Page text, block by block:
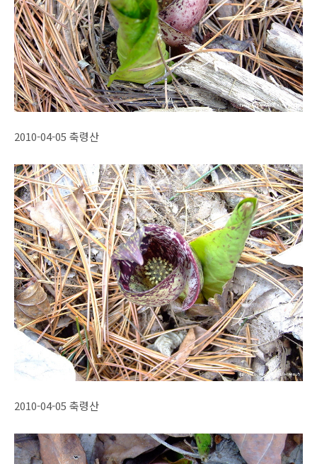
2010-04-05 축령산
2010-04-05 축령산